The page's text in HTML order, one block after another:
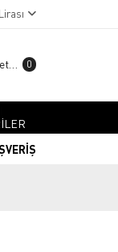
Sepetim 0